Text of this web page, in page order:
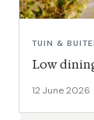
TUIN &
Low
12 June 2026